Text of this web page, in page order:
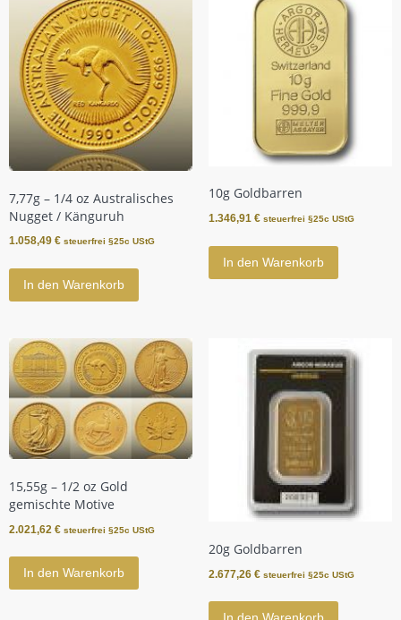
7,77g – 1/4 oz Australisches
Nugget / Känguruh
1.058,49 € steuerfrei §25c UStG
In den Warenkorb
10g Goldbarren
1.346,91 € steuerfrei §25c UStG
In den Warenkorb
15,55g – 1/2 oz Gold
gemischte Motive
2.021,62 € steuerfrei §25c UStG
In den Warenkorb
20g Goldbarren
2.677,26 € steuerfrei §25c UStG